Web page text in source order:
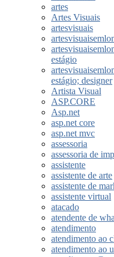
artes
Artes Visuais
artesvisuais
estágio
estágio; designer
Artista Visual
ASP.CORE
Asp.net
asp.net core
asp.net mvc
assessoria
assessoria de
assistente
assistente de arte
assistente de
assistente virtual
atacado
atendente de
atendimento
atendimento ao
atendimento ao